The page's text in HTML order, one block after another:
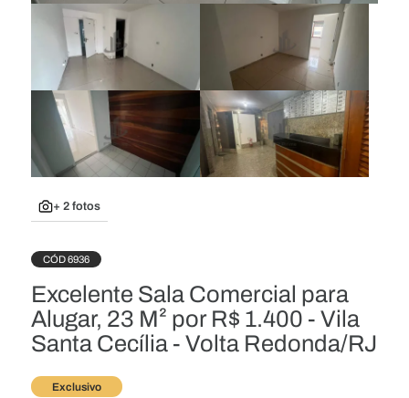
+ 2 fotos
CÓD 6936
Excelente Sala Comercial para
Alugar, 23 M² por R$ 1.400 - Vila
Santa Cecília - Volta Redonda/RJ
Exclusivo